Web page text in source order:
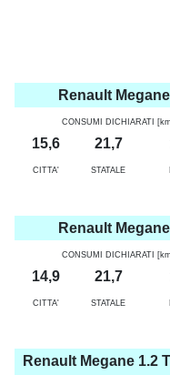
Renault
CONSUMI DICHIARATI
15,6 21,7
CITTA' STATALE
Renault
CONSUMI DICHIARATI
14,9 21,7
CITTA' STATALE
Renault Megane 1.2